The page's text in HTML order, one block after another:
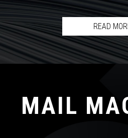
READ
MAIL